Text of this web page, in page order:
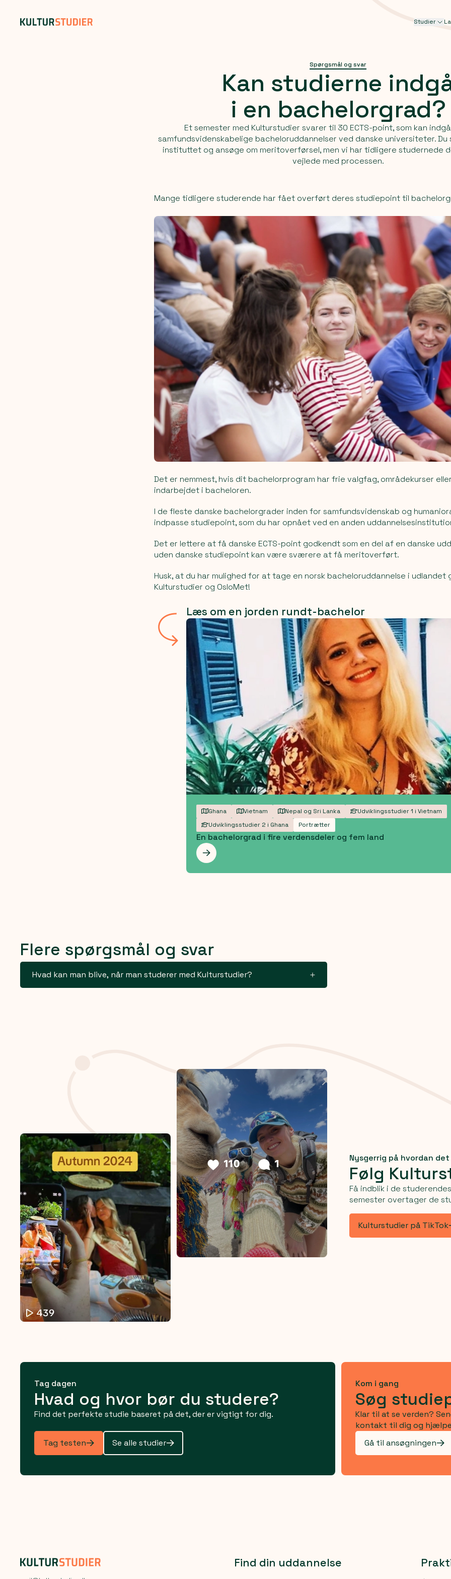
Studier
Spørgsmål og svar
Kan studierne
i en bachelorgrad?
Et semester med Kulturstudier svarer til 30 ECTS-point, som kan
samfundsvidenskabelige bacheloruddannelser ved danske universiteter. Du
instituttet og ansøge om meritoverførsel, men vi har tidligere studernede
vejlede med processen.
Mange tidligere studerende har fået overført deres studiepoint til
Det er nemmest, hvis dit bachelorprogram har frie valgfag, områdekurser
indarbejdet i bacheloren.
I de fleste danske bachelorgrader inden for samfundsvidenskab og
indpasse studiepoint, som du har opnået ved en anden
Det er lettere at få danske ECTS-point godkendt som en del af en danske
uden danske studiepoint kan være sværere at få meritoverført.
Husk, at du har mulighed for at tage en norsk bacheloruddannelse i udlandet
Kulturstudier og OsloMet!
Læs om en jorden rundt-bachelor
Ghana Vietnam Nepal og Sri Lanka
Udviklingsstudier 1 i Vietnam
Udviklingsstudier 2 i Ghana
Portrætter
En bachelorgrad i fire verdensdeler og fem land
Les mer
Flere spørgsmål og svar
Hvad kan man blive, når man studerer med Kulturstudier?
Nysgerrig på hvordan
Følg
Få indblik i de
semester overtager de
Kulturstudier på TikTok
Tag dagen
Hvad og hvor bør du studere?
Find det perfekte studie baseret på det, der er vigtigt for dig.
Tag testen Se alle studier
Kom i gang
Søg
Klar til at se verden?
kontakt til dig og
Gå til ansøgningen
Find din uddannelse